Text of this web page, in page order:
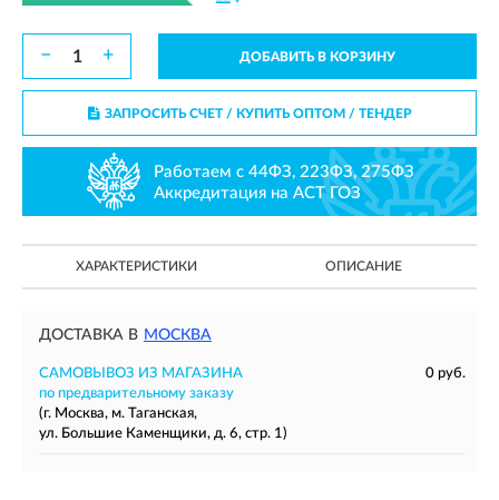
− + ДОБАВИТЬ В КОРЗИНУ
ЗАПРОСИТЬ СЧЕТ / КУПИТЬ ОПТОМ/ ТЕНДЕР
Работаем с 44ФЗ, 223ФЗ, 275ФЗ
Аккредитация на АСТ ГОЗ
ХАРАКТЕРИСТИКИ ОПИСАНИЕ
ДОСТАВКА В МОСКВА
САМОВЫВОЗ ИЗ МАГАЗИНА
0 руб.
по предварительному заказу
(г. Москва, м. Таганская,
ул. Большие Каменщики, д. 6, стр. 1)